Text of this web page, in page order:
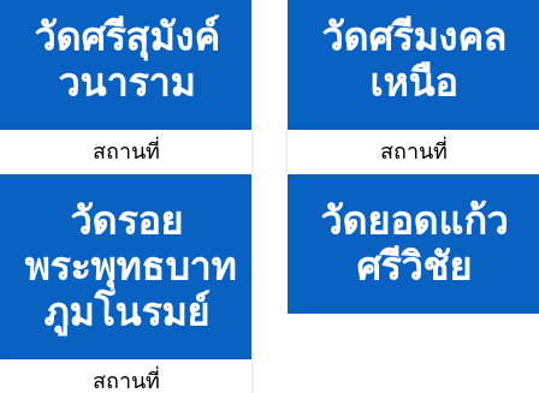
วัดศรีสุมังค์
วนาราม
วัดศรีมงคล
เหนือ
สถานที่
วัดรอย
พระพุทธบาท
ภูมโนรมย์
สถานที่
วัดยอดแก้ว
ศรีวิชัย
สถานที่